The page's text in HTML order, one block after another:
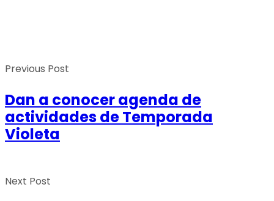
Previous Post
Dan a conocer agenda de
actividades de Temporada
Violeta
Next Post